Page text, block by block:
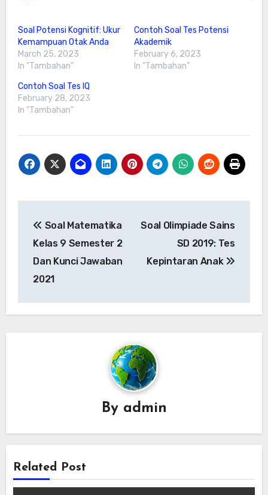
Soal Potensi Kognitif: Ukur
Kemampuan Otak Anda
March 25, 2023
In "Tambahan"
Contoh Soal Tes Potensi
Akademik
February 6, 2023
In "Tambahan"
Contoh Soal Tes IQ
February 28, 2023
In "Tambahan"
navigation
Soal Matematika
Kelas 9 Semester 2
Dan Kunci Jawaban
2021
Soal Olimpiade Sains
SD 2019: Tes
Kepintaran Anak
By admin
Related Post